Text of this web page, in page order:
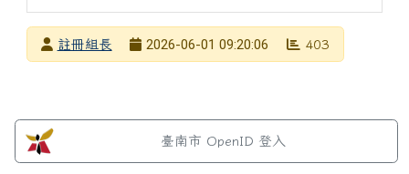
發布者註冊組長
2026-06-01 09:20:06 403
左邊區域內容
臺南市 OpenID 登入